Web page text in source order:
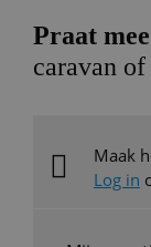
Praat
caravan
Maak
Log in